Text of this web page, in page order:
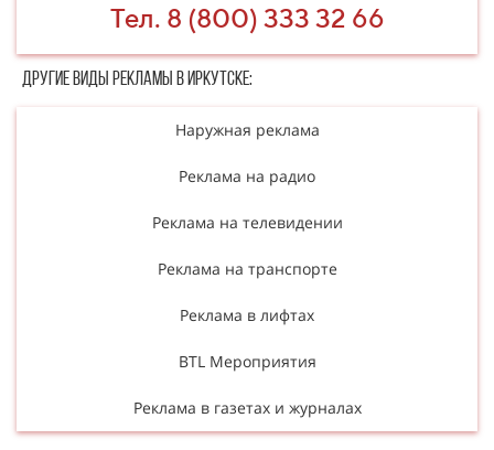
Тел. 8 (800) 333 32 66
Другие в​​​​иды рекламы в Иркутске:
Наружная реклама
Реклама на радио
Реклама на телевидении
Реклама на транспорте
Реклама в лифтах
BTL Мероприятия
Реклама в газетах и журналах